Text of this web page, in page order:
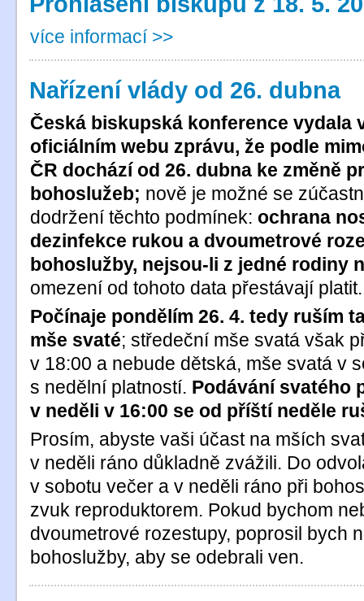
více informací >>
Nařízení vlády od 26. dubna
Česká biskupská konference vydala
oficiálním webu zprávu, že podle
ČR dochází od 26. dubna ke změně
bohoslužeb; nově je možné se
dodržení těchto podmínek: ochrana
dezinfekce rukou a dvoumetrové
bohoslužby, nejsou-li z jedné rodiny
omezení od tohoto data přestávají platit.
Počínaje pondělím 26. 4. tedy ruším
mše svaté; středeční mše svatá však
v 18:00 a nebude dětská, mše svatá v
s nedělní platností. Podávání svatého
v neděli v 16:00 se od příští neděle
Prosím, abyste vaši účast na mších
v neděli ráno důkladně zvážili. Do
v sobotu večer a v neděli ráno při
zvuk reproduktorem. Pokud bychom
dvoumetrové rozestupy, poprosil bych
bohoslužby, aby se odebrali ven.